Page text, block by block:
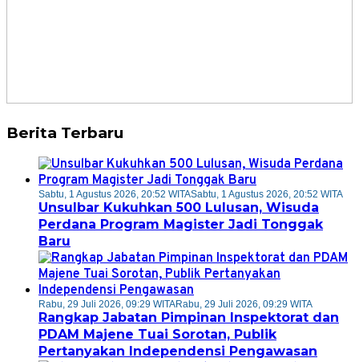
Berita Terbaru
Sabtu, 1 Agustus 2026, 20:52 WITASabtu, 1 Agustus 2026, 20:52 WITA
Unsulbar Kukuhkan 500 Lulusan, Wisuda
Perdana Program Magister Jadi Tonggak
Baru
Rabu, 29 Juli 2026, 09:29 WITARabu, 29 Juli 2026, 09:29 WITA
Rangkap Jabatan Pimpinan Inspektorat dan
PDAM Majene Tuai Sorotan, Publik
Pertanyakan Independensi Pengawasan